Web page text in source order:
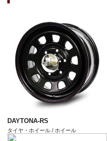
DAYTONA-RS
タイヤ・ホイール / ホイール